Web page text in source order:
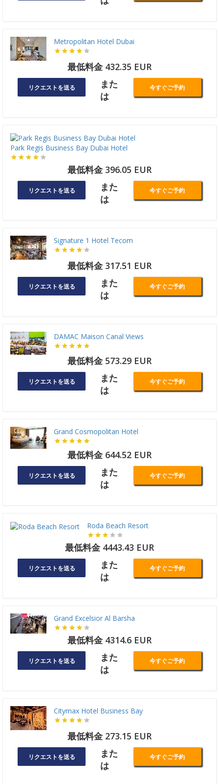
Metropolitan Hotel Dubai
最低料金 432.35 EUR
リクエストを送る
また
は
今すぐご予約
Park Regis Business Bay Dubai Hotel
最低料金 396.05 EUR
リクエストを送る
また
は
今すぐご予約
Signature 1 Hotel Tecom
最低料金 317.51 EUR
リクエストを送る
また
は
今すぐご予約
DAMAC Maison Canal Views
最低料金 573.29 EUR
リクエストを送る
また
は
今すぐご予約
Grand Cosmopolitan Hotel
最低料金 644.52 EUR
リクエストを送る
また
は
今すぐご予約
Roda Beach Resort
最低料金 4443.43 EUR
リクエストを送る
また
は
今すぐご予約
Grand Excelsior Al Barsha
最低料金 4314.6 EUR
リクエストを送る
また
は
今すぐご予約
Citymax Hotel Business Bay
最低料金 273.15 EUR
リクエストを送る
また
は
今すぐご予約